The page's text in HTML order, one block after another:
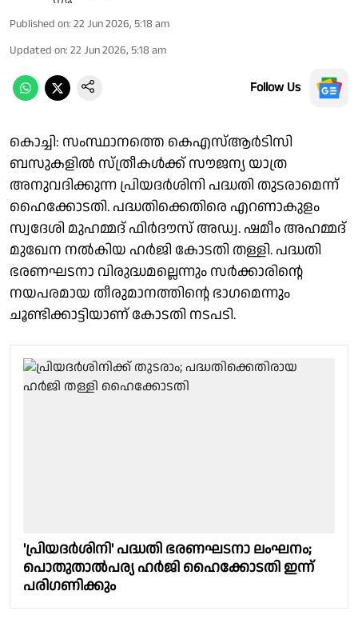
Published on: 22 Jun 2026, 5:18 am
Updated on: 22 Jun 2026, 5:18 am
Follow Us
കൊച്ചി: സംസ്ഥാനത്തെ കെഎസ്ആർടിസി
ബസുകളിൽ സ്ത്രീകൾക്ക് സൗജന്യ യാത്ര
അനുവദിക്കുന്ന പ്രിയദർശിനി പദ്ധതി തുടരാമെന്ന്
ഹൈക്കോടതി. പദ്ധതിക്കെതിരെ എറണാകുളം
സ്വദേശി മുഹമ്മദ് ഫിർദൗസ് അഡ്വ. ഷമീം അഹമ്മദ്
മുഖേന നൽകിയ ഹർജി കോടതി തള്ളി. പദ്ധതി
ഭരണഘടനാ വിരുദ്ധമല്ലെന്നും സർക്കാരിൻ്റെ
നയപരമായ തീരുമാനത്തിൻ്റെ ഭാഗമെന്നും
ചൂണ്ടിക്കാട്ടിയാണ് കോടതി നടപടി.
'പ്രിയദർശിനി' പദ്ധതി ഭരണഘടനാ ലംഘനം;
പൊതുതാൽപര്യ ഹർജി ഹൈക്കോടതി ഇന്ന്
പരിഗണിക്കും